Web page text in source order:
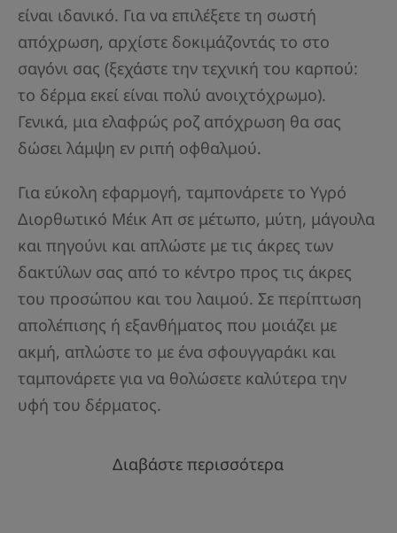
είναι ιδανικό. Για να επιλέξετε τη σωστή
απόχρωση, αρχίστε δοκιμάζοντάς το στο
σαγόνι σας (ξεχάστε την τεχνική του καρπού:
το δέρμα εκεί είναι πολύ ανοιχτόχρωμο).
Γενικά, μια ελαφρώς ροζ απόχρωση θα σας
δώσει λάμψη εν ριπή οφθαλμού.
Για εύκολη εφαρμογή, ταμπονάρετε το Υγρό
Διορθωτικό Μέικ Απ σε μέτωπο, μύτη, μάγουλα
και πηγούνι και απλώστε με τις άκρες των
δακτύλων σας από το κέντρο προς τις άκρες
του προσώπου και του λαιμού. Σε περίπτωση
απολέπισης ή εξανθήματος που μοιάζει με
ακμή, απλώστε το με ένα σφουγγαράκι και
ταμπονάρετε για να θολώσετε καλύτερα την
υφή του δέρματος.
Διαβάστε περισσότερα